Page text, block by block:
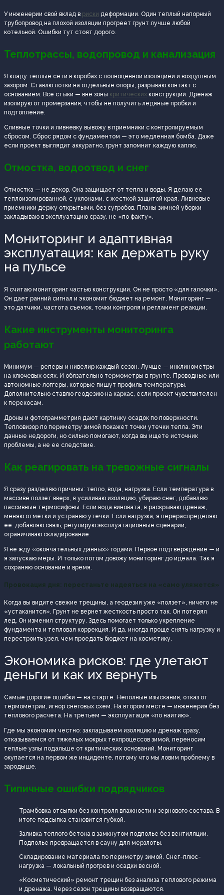
У инженерии свой вклад в риски деформации. Один теплый напорный
трубопровод на плохой изоляции прогреет грунт лучше любой
котельной. Ошибки тут стоят дорого.
Теплотрассы, водопровод и канализация
Я кладу теплые сети в коробах с полноценной изоляцией и воздушным
зазором. Ставлю лотки на отдельные опоры, разрываю контакт с
основанием. Все стыки — вне зоны критических конструкций. Дренаж
изолирую от промерзания, чтобы не получить ледяные пробки и
подтопление.
Сливные точки и ливневку вывожу в приемники с контролируемым
сбросом. Сброс рядом с фундаментом — это медленная бомба. Даже
если проект выглядит аккуратно, грунт запомнит каждую каплю.
Отмостка, водоотвод и снег
Отмостка — не декор. Она защищает от тепла и воды. Я делаю ее
теплоизолированной, с уклонами, с жесткой защитой края. Ливневые
приемники держу открытыми, без сугробов. Планы зимней уборки
закладываю в эксплуатацию сразу, не «по факту».
Мониторинг и адаптивная
эксплуатация: как держать руку
на пульсе
Я считаю мониторинг частью конструкции. Он не просто «для галочки».
Он дает ранний сигнал и экономит бюджет на ремонт. Мониторинг —
это датчики, частота съемок, точки контроля и регламент реакции.
Какие инструменты мониторинга
работают
Минимум — реперы и нивелир каждый сезон. Лучше — инклинометры
на ключевых осях. И обязательно термометры в грунте. Проводные или
автономные логгеры, которые пишут профиль температуры.
Дополнительно ставлю геодезию на каркас, если проект чувствителен
к перекосам.
Дроны и фотограмметрия дают картинку осадок по поверхности.
Тепловизор по периметру зимой покажет точки утечки тепла. Эти
данные недороги, но сильно помогают, когда вы ищете источник
проблемы, а не ее следствие.
Как реагировать на тревожные сигналы
Я сразу разделяю причины: тепло, вода, нагрузка. Если температура в
массиве ползет вверх, я усиливаю изоляцию, убираю снег, добавляю
пассивные термосифоны. Если вода виновата, я раскрываю дренаж,
меняю отметки и устраняю утечки. Если нагрузка, я перераспределяю
ее: добавляю связь, регулирую эксплуатационные сценарии,
ограничиваю складирование.
Я не жду «окончательных данных» годами. Первое подтверждение — и
я запускаю меры. И только потом довожу мониторинг до идеала. Так я
сохраняю основание и время.
Провокация дня: перестаньте надеяться на «само уляжется»
Когда вы видите свежие трещины, а геодезия уже «ползет», ничего не
«устаканится». Грунт не вернет жесткость просто так. Он потерял
лед. Он изменил структуру. Здесь помогает только укрепление
фундамента и тепловая коррекция. И да, иногда проще снять нагрузку и
перестроить узел, чем проедать бюджет на косметику.
Экономика рисков: где улетают
деньги и как их вернуть
Самые дорогие ошибки — на старте. Неполные изыскания, отказ от
термометрии, игнор снеговых схем. На втором месте — инженерия без
теплового расчета. На третьем — эксплуатация «по наитию».
Где мы экономим честно: закладываем изоляцию и дренаж сразу,
отказываемся от тяжелых мокрых техпроцессов зимой, переносим
теплые узлы подальше от критических оснований. Мониторинг
окупается на первом же инциденте, потому что мы ловим проблему в
зародыше.
Типичные ошибки подрядчиков
Трамбовка отсыпки без контроля влажности и зернового состава. В
итоге подсыпка становится губкой.
Заливка теплого бетона в замкнутом подполье без вентиляции.
Подполье превращается в сауну для мерзлоты.
Складирование материала по периметру зимой. Снег-плюс-
нагрузка — локальный прогрев и осадки весной.
«Косметический» ремонт трещин без анализа теплового режима
и дренажа. Через сезон трещины возвращаются.